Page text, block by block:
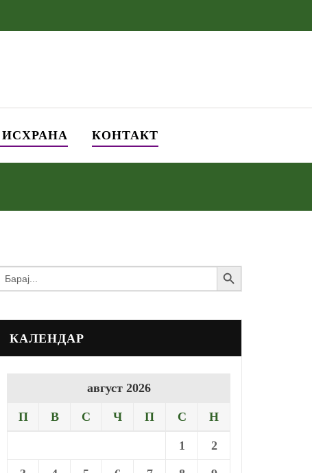
КОНТАКТ
for:
Search Button
КАЛЕНДАР
август 2026
П В С Ч П С Н
1 2